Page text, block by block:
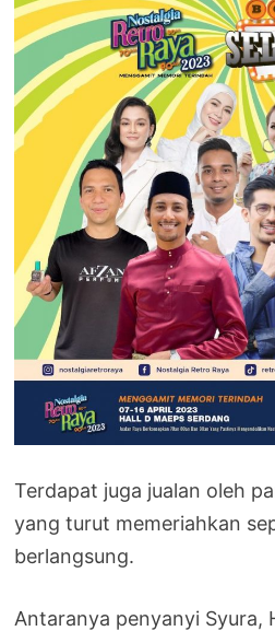
Terdapat juga jualan oleh
yang turut memeriahkan
berlangsung.
Antaranya penyanyi Syura,